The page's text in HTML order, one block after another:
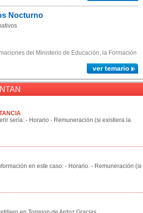
Nocturno
del Ministerio de Educación, la Formación
ver temario
sería: - Horario - Remuneración (si existiera la
en este caso: - Horario. - Remuneración (si